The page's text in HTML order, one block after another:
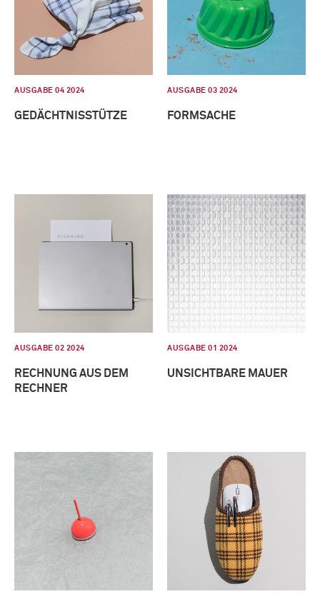
AUSGABE 04 2024
GEDÄCHTNISSTÜTZE
AUSGABE 03 2024
FORMSACHE
AUSGABE 02 2024
RECHNUNG AUS DEM
RECHNER
AUSGABE 01 2024
UNSICHTBARE MAUER